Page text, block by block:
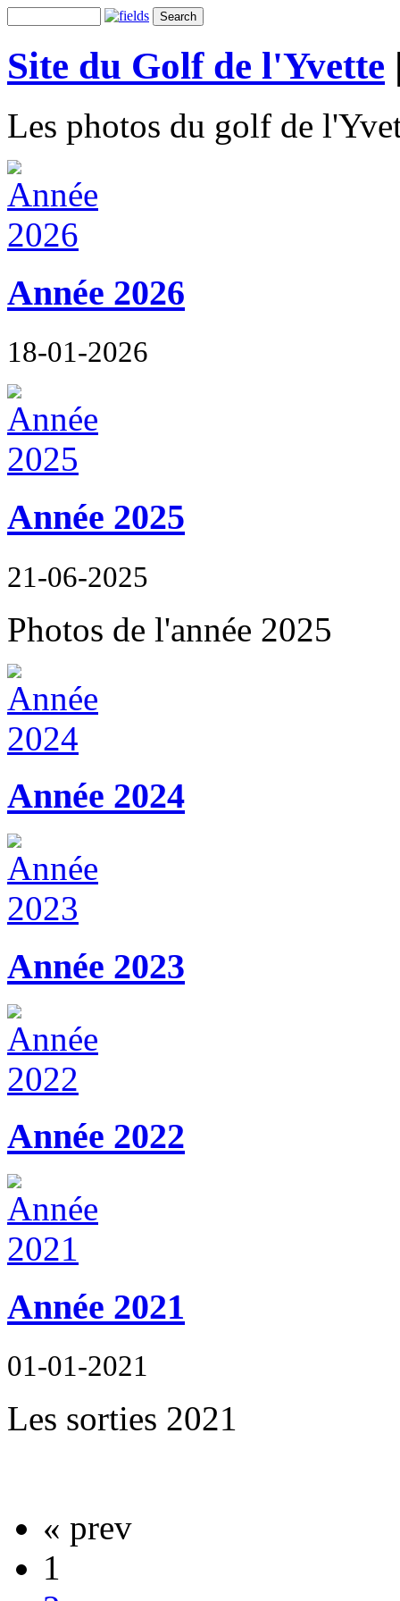
Site du Golf de l'Yvette
Les photos du golf de
Année 2026
18-01-2026
Année 2025
21-06-2025
Photos de l'année 2025
Année 2024
Année 2023
Année 2022
Année 2021
01-01-2021
Les sorties 2021
« prev
1